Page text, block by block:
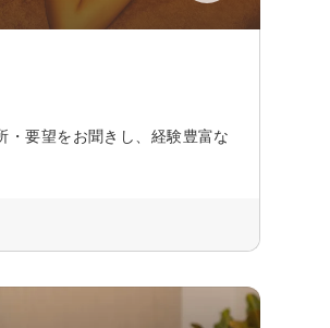
要望をお聞きし、経験豊富な